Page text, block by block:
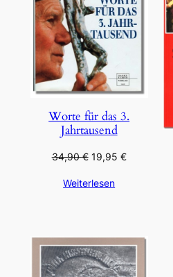
Worte für das 3.
Jahrtausend
34,90€ Ursprünglicher
war:
19,95 €Aktueller
Weiterlesen